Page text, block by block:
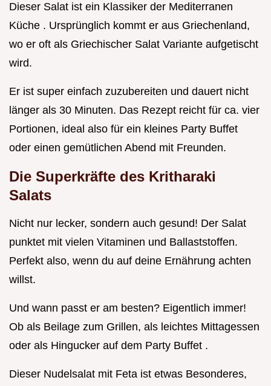
Dieser Salat ist ein Klassiker der Mediterranen
Küche . Ursprünglich kommt er aus Griechenland,
wo er oft als Griechischer Salat Variante aufgetischt
wird.
Er ist super einfach zuzubereiten und dauert nicht
länger als 30 Minuten. Das Rezept reicht für ca. vier
Portionen, ideal also für ein kleines Party Buffet
oder einen gemütlichen Abend mit Freunden.
Die Superkräfte des Kritharaki
Salats
Nicht nur lecker, sondern auch gesund! Der Salat
punktet mit vielen Vitaminen und Ballaststoffen.
Perfekt also, wenn du auf deine Ernährung achten
willst.
Und wann passt er am besten? Eigentlich immer!
Ob als Beilage zum Grillen, als leichtes Mittagessen
oder als Hingucker auf dem Party Buffet .
Dieser Nudelsalat mit Feta ist etwas Besonderes,